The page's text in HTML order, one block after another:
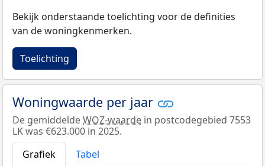
Bekijk onderstaande toelichting voor de definities
van de woningkenmerken.
Toelichting
Woningwaarde per jaar
De gemiddeldeWOZ-waarde in postcodegebied 7553
LK was €623.000 in 2025.
Grafiek
Tabel